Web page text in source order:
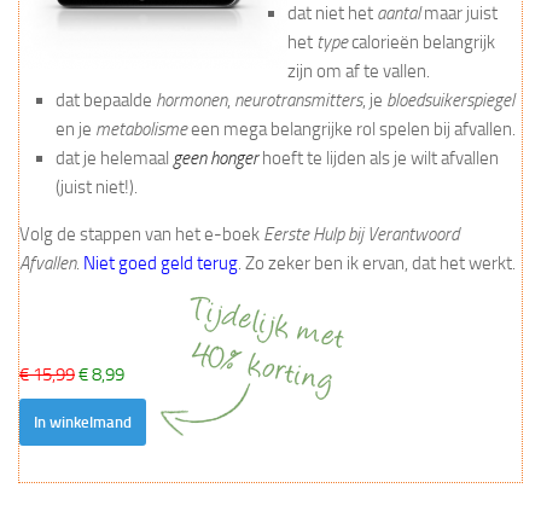
dat niet het aantalmaar juist
het typecalorieën belangrijk
zijn om af te vallen.
dat bepaalde hormonen, neurotransmitters, je bloedsuikerspiegel
en je metabolismeeen mega belangrijke rol spelen bij afvallen.
dat je helemaal geen hongerhoeft te lijden als je wilt afvallen
(juist niet!).
Volg de stappen van het e-boek Eerste Hulp bij Verantwoord
Afvallen. Niet goed geld terug. Zo zeker ben ik ervan, dat het werkt.
€ 15,99€ 8,99
In winkelmand